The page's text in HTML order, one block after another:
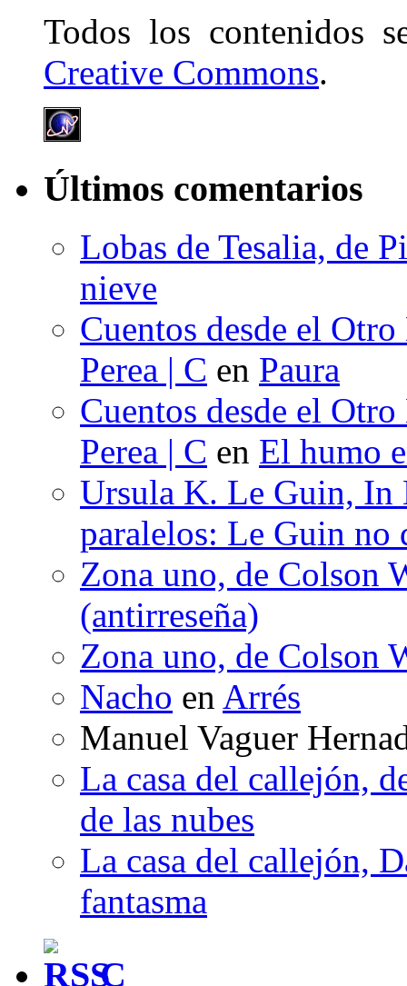
Todos los contenidos
Creative Commons.
Últimos comentarios
Lobas de Tesalia, de
nieve
Cuentos desde el
Perea | C en Paura
Cuentos desde el
Perea | C en El humo
Ursula K. Le Guin, In
paralelos: Le Guin no
Zona uno, de Colson
(antirreseña)
Zona uno, de Colson
Nacho en Arrés
Manuel Vaguer
La casa del callejón,
de las nubes
La casa del callejón,
fantasma
C